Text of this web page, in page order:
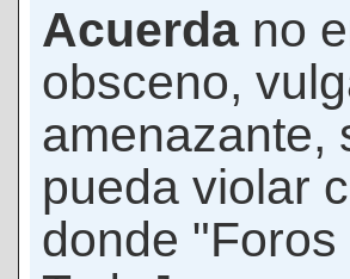
Acuerda no
obsceno,
amenazante,
pueda violar
donde